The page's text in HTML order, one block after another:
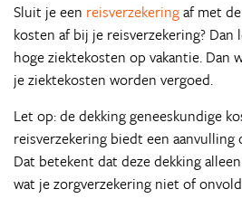
Sluit je een reisverzekeringaf met
kosten af bij je reisverzekering?
hoge ziektekosten op vakantie. Dan
je ziektekosten worden vergoed.
Let op: de dekking geneeskundige
reisverzekering biedt een aanvulling
Dat betekent dat deze dekking
wat je zorgverzekering niet of